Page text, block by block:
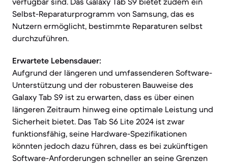
Selbst-Reparaturprogramm von Samsung, das es
Nutzern ermöglicht, bestimmte Reparaturen selbst
durchzuführen.
Erwartete Lebensdauer:
Aufgrund der längeren und umfassenderen Software-
Unterstützung und der robusteren Bauweise des
Galaxy Tab S9 ist zu erwarten, dass es über einen
längeren Zeitraum hinweg eine optimale Leistung und
Sicherheit bietet. Das Tab S6 Lite 2024 ist zwar
funktionsfähig, seine Hardware-Spezifikationen
könnten jedoch dazu führen, dass es bei zukünftigen
Software-Anforderungen schneller an seine Grenzen